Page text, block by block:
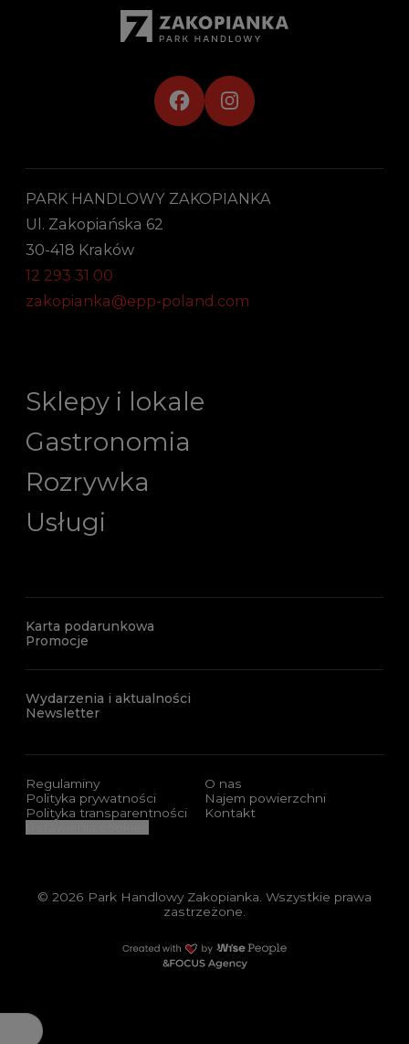
PARK HANDLOWY ZAKOPIANKA
Ul. Zakopiańska 62
30-418 Kraków
12 293 31 00
zakopianka@epp-poland.com
Sklepy i lokale
Gastronomia
Rozrywka
Usługi
Karta podarunkowa
Promocje
Wydarzenia i aktualności
Newsletter
Regulaminy
Polityka prywatności
Polityka transparentności
O nas
Najem powierzchni
Kontakt
© 2026 Park Handlowy Zakopianka. Wszystkie prawa
zastrzeżone.